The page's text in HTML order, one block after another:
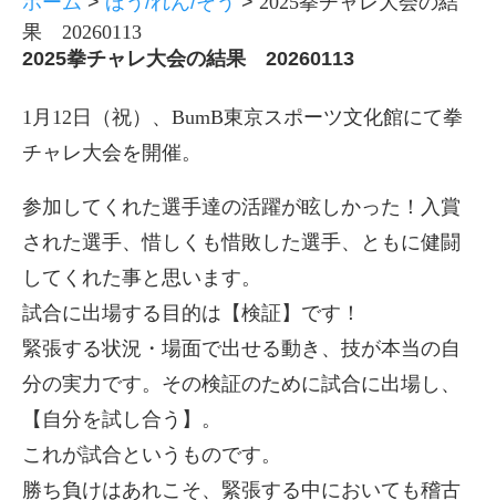
果 20260113
2025拳チャレ大会の結果 20260113
1月12日（祝）、BumB東京スポーツ文化館にて拳
チャレ大会を開催。
参加してくれた選手達の活躍が眩しかった！入賞
された選手、惜しくも惜敗した選手、ともに健闘
してくれた事と思います。
試合に出場する目的は【検証】です！
緊張する状況・場面で出せる動き、技が本当の自
分の実力です。その検証のために試合に出場し、
【自分を試し合う】。
これが試合というものです。
勝ち負けはあれこそ、緊張する中においても稽古